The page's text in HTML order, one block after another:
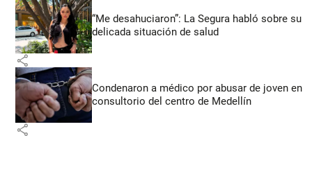
“Me desahuciaron”: La Segura habló sobre su
delicada situación de salud
share
Condenaron a médico por abusar de joven en
consultorio del centro de Medellín
share